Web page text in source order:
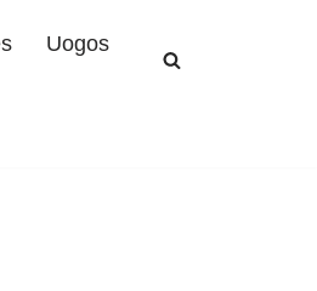
Uogos